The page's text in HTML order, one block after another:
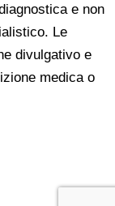
e non
Le
divulgativo e
medica o